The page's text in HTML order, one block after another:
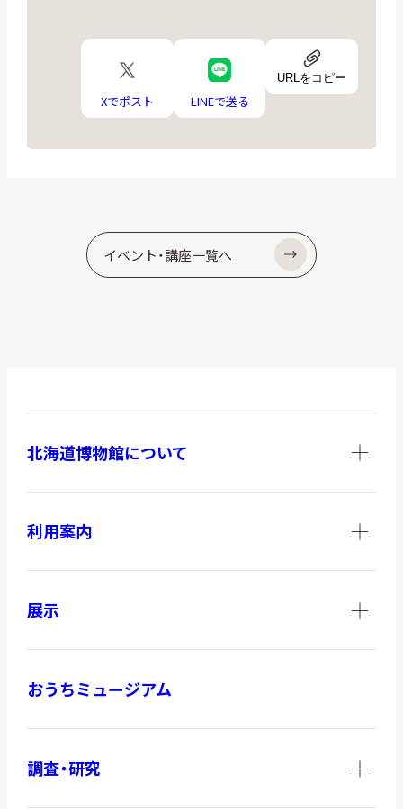
X
ロ
ゴ
Xでポスト
LINE
ロ
ゴ
LINEで送る
URL
イ
URLをコピー
イベント・講座一覧へ
北海道博物館について
利用案内
展示
おうちミュージアム
調査・研究